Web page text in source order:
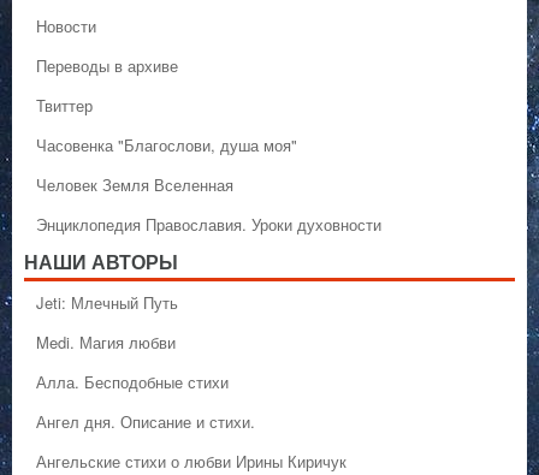
Новости
Переводы в архиве
Твиттер
Часовенка "Благослови, душа моя"
Человек Земля Вселенная
Энциклопедия Православия. Уроки духовности
НАШИ АВТОРЫ
Jeti: Млечный Путь
Medi. Магия любви
Алла. Бесподобные стихи
Ангел дня. Описание и стихи.
Ангельские стихи о любви Ирины Киричук